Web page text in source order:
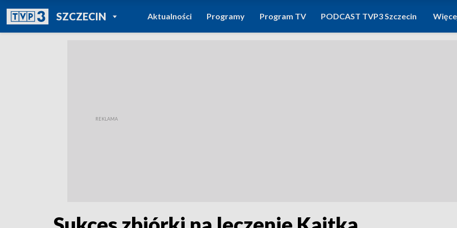
SZCZECINPOWRÓT DO
TVP REGIONY
Aktualności Programy Program TV PODCAST TVP3 Szczecin